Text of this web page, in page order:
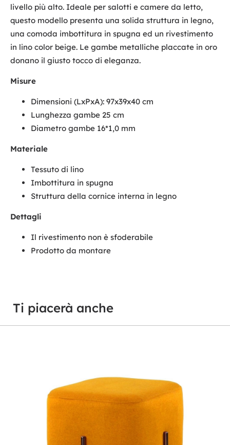
livello più alto. Ideale per salotti e camere da letto,
questo modello presenta una solida struttura in legno,
una comoda imbottitura in spugna ed un rivestimento
in lino color beige. Le gambe metalliche placcate in oro
donano il giusto tocco di eleganza.
Misure
Dimensioni (LxPxA): 97x39x40 cm
Lunghezza gambe 25 cm
Diametro gambe 16*1,0 mm
Materiale
Tessuto di lino
Imbottitura in spugna
Struttura della cornice interna in legno
Dettagli
Il rivestimento non è sfoderabile
Prodotto da montare
Ti piacerà anche